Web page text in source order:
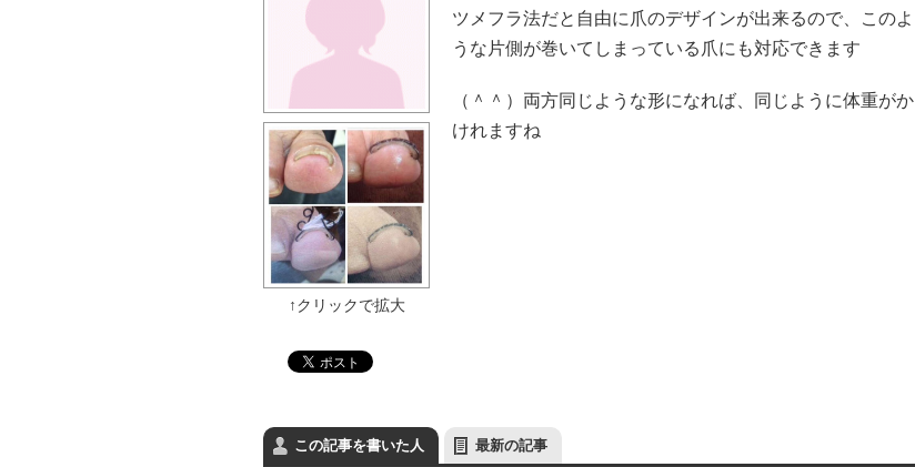
ツメフラ法だと自由に爪のデザインが出来るので、このよ
うな片側が巻いてしまっている爪にも対応できます
（＾＾）両方同じような形になれば、同じように体重がか
けれますね
この記事を書いた人 最新の記事